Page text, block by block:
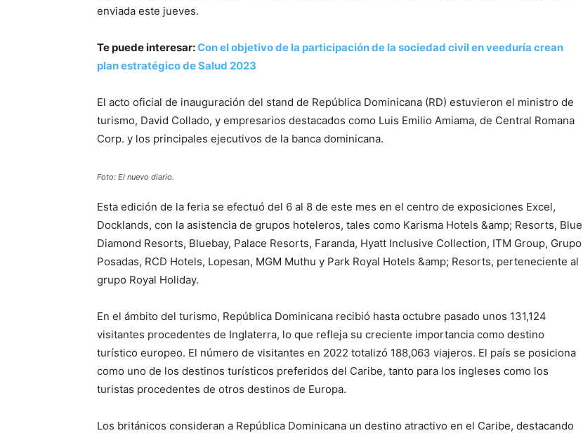
enviada este jueves.
Te puede interesar:Con el objetivo de la participación de la sociedad civil en veeduría crean
plan estratégico de Salud 2023
El acto oficial de inauguración del stand de República Dominicana (RD) estuvieron el ministro de
turismo, David Collado, y empresarios destacados como Luis Emilio Amiama, de Central Romana
Corp. y los principales ejecutivos de la banca dominicana.
Foto: El nuevo diario.
Esta edición de la feria se efectuó del 6 al 8 de este mes en el centro de exposiciones Excel,
Docklands, con la asistencia de grupos hoteleros, tales como Karisma Hotels &amp; Resorts, Blue
Diamond Resorts, Bluebay, Palace Resorts, Faranda, Hyatt Inclusive Collection, ITM Group, Grupo
Posadas, RCD Hotels, Lopesan, MGM Muthu y Park Royal Hotels &amp; Resorts, perteneciente al
grupo Royal Holiday.
En el ámbito del turismo, República Dominicana recibió hasta octubre pasado unos 131,124
visitantes procedentes de Inglaterra, lo que refleja su creciente importancia como destino
turístico europeo. El número de visitantes en 2022 totalizó 188,063 viajeros. El país se posiciona
como uno de los destinos turísticos preferidos del Caribe, tanto para los ingleses como los
turistas procedentes de otros destinos de Europa.
Los británicos consideran a República Dominicana un destino atractivo en el Caribe, destacando